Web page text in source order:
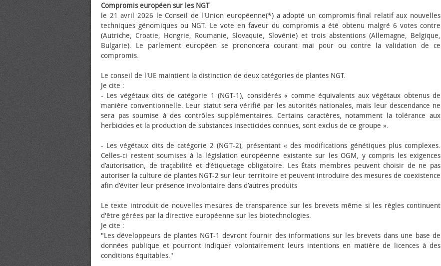
Compromis européen sur les NGT
le 21 avril 2026 le Conseil de l'Union européenne(*) a adopté un compromis final relatif aux nouvelles
techniques génomiques ou NGT. Le vote en faveur du compromis a été obtenu malgré 6 votes contre
(Autriche, Croatie, Hongrie, Roumanie, Slovaquie, Slovénie) et trois abstentions (Allemagne, Belgique,
Bulgarie). Le parlement européen se prononcera courant mai pour ou contre la validation de ce
compromis.
Le conseil de l'UE maintient la distinction de deux catégories de plantes NGT.
Je cite :
- Les végétaux dits de catégorie 1 (NGT-1), considérés « comme équivalents aux végétaux obtenus de
manière conventionnelle. Leur statut sera vérifié par les autorités nationales, mais leur descendance ne
sera pas soumise à des contrôles supplémentaires. Certains caractères, notamment la tolérance aux
herbicides et la production de substances insecticides connues, sont exclus de ce groupe ».
- Les végétaux dits de catégorie 2 (NGT-2), présentant « des modifications génétiques plus complexes.
Celles-ci restent soumises à la législation européenne existante sur les OGM, y compris les exigences
d’autorisation, de traçabilité et d’étiquetage obligatoire. Les États membres peuvent choisir de ne pas
autoriser la culture de plantes NGT-2 sur leur territoire et peuvent introduire des mesures de coexistence
afin d’éviter leur présence involontaire dans d’autres produits
Le texte introduit de nouvelles mesures de transparence sur les brevets même si les règles continuent
d'être gérées par la directive européenne sur les biotechnologies.
Je cite :
"Les développeurs de plantes NGT-1 devront fournir des informations sur les brevets dans une base de
données publique et pourront indiquer volontairement leurs intentions en matière de licences à des
conditions équitables."